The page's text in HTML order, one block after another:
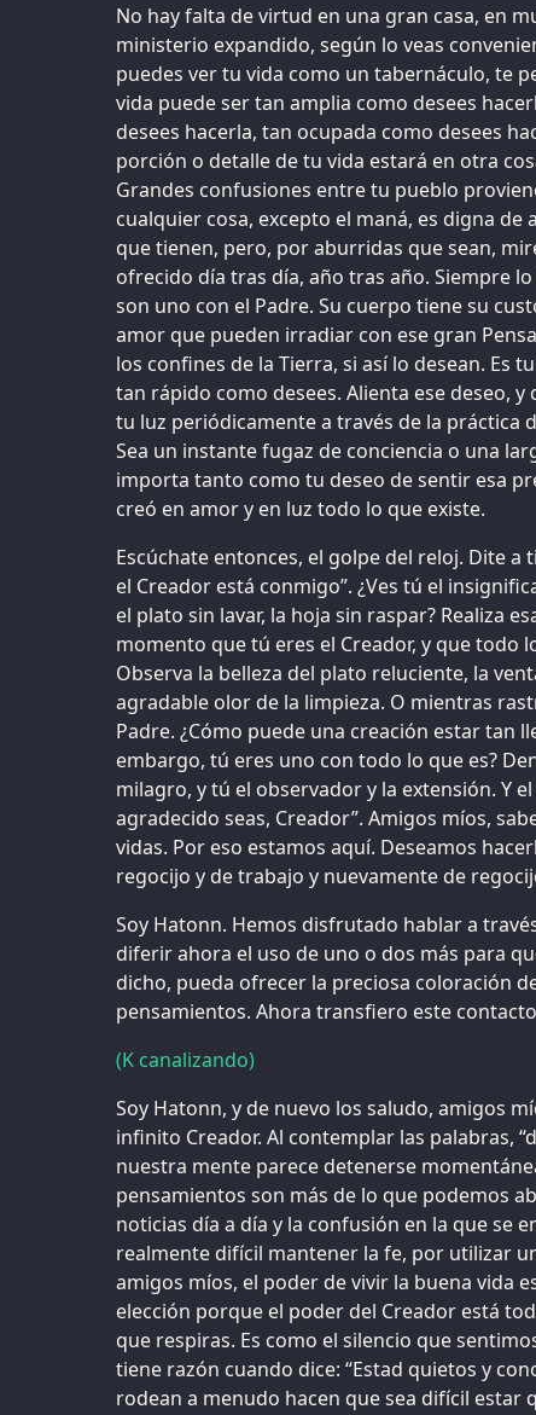
No hay falta de virtud en una gran casa, en
ministerio expandido, según lo veas
puedes ver tu vida como un tabernáculo, te
vida puede ser tan amplia como desees
desees hacerla, tan ocupada como desees
porción o detalle de tu vida estará en otra
Grandes confusiones entre tu pueblo
cualquier cosa, excepto el maná, es digna de
que tienen, pero, por aburridas que sean,
ofrecido día tras día, año tras año. Siempre
son uno con el Padre. Su cuerpo tiene su
amor que pueden irradiar con ese gran
los confines de la Tierra, si así lo desean. Es
tan rápido como desees. Alienta ese deseo,
tu luz periódicamente a través de la práctica
Sea un instante fugaz de conciencia o una
importa tanto como tu deseo de sentir esa
creó en amor y en luz todo lo que existe.
Escúchate entonces, el golpe del reloj. Dite a
el Creador está conmigo”. ¿Ves tú el
el plato sin lavar, la hoja sin raspar? Realiza
momento que tú eres el Creador, y que todo
Observa la belleza del plato reluciente, la
agradable olor de la limpieza. O mientras
Padre. ¿Cómo puede una creación estar tan
embargo, tú eres uno con todo lo que es?
milagro, y tú el observador y la extensión. Y el
agradecido seas, Creador”. Amigos míos,
vidas. Por eso estamos aquí. Deseamos
regocijo y de trabajo y nuevamente de
Soy Hatonn. Hemos disfrutado hablar a
diferir ahora el uso de uno o dos más para
dicho, pueda ofrecer la preciosa coloración
pensamientos. Ahora transfiero este
(K canalizando)
Soy Hatonn, y de nuevo los saludo, amigos
infinito Creador. Al contemplar las palabras,
nuestra mente parece detenerse
pensamientos son más de lo que podemos
noticias día a día y la confusión en la que se
realmente difícil mantener la fe, por utilizar
amigos míos, el poder de vivir la buena vida
elección porque el poder del Creador está
que respiras. Es como el silencio que
tiene razón cuando dice: “Estad quietos y
rodean a menudo hacen que sea difícil estar